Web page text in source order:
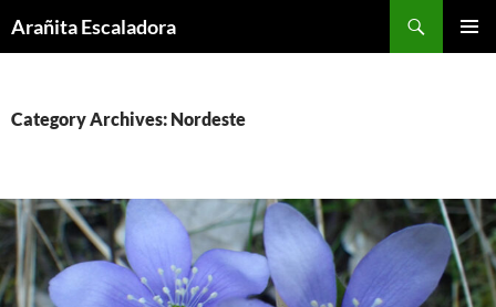
toArañita Escaladora
Category Archives: Nordeste